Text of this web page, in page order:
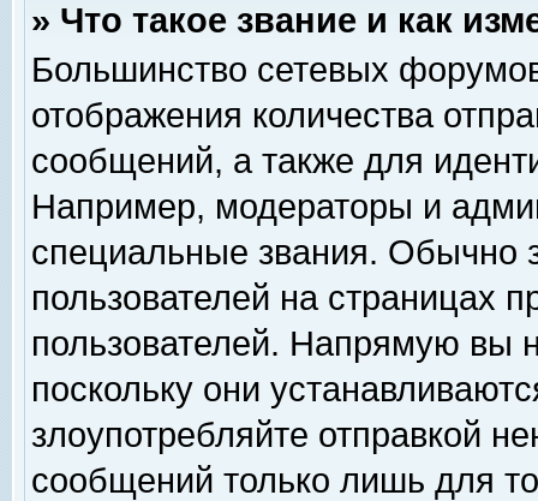
» Что такое звание и как
Большинство сетевых
отображения количества
сообщений, а также для
Например, модераторы и
специальные звания. Обычно
пользователей на страницах
пользователей. Напрямую вы
поскольку они
злоупотребляйте отправкой
сообщений только лишь для